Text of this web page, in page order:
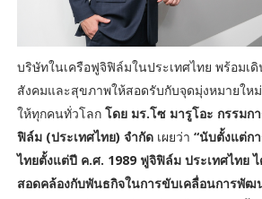
บริษัทในเครือฟูจิฟิล์มในประเทศไทย พร้อมเ
สังคมและสุขภาพให้สอดรับกับจุดมุ่งหมายให
ให้ทุกคนทั่วโลก โดย มร.โซ มารูโอะ กรรมก
ฟิล์ม (ประเทศไทย) จำกัด เผยว่า “นับตั้งแต่ก
ไทยตั้งแต่ปี ค.ศ. 1989 ฟูจิฟิล์ม ประเทศไทย
สอดคล้องกับพันธกิจในการขับเคลื่อนการพัฒ